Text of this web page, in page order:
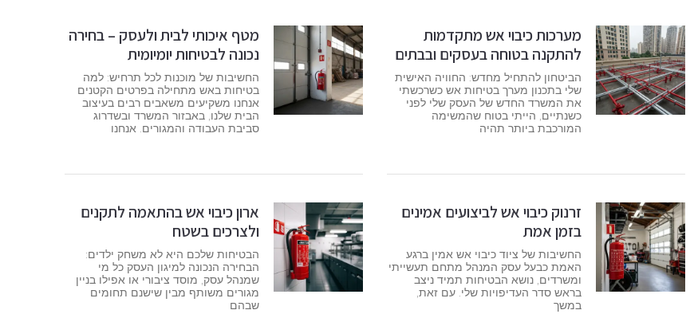
מערכות כיבוי אש מתקדמות
להתקנה בטוחה בעסקים ובבתים
הביטחון להתחיל מחדש: החוויה האישית
שלי בתכנון מערך בטיחות אש כשרכשתי
את המשרד החדש של העסק שלי לפני
כשנתיים, הייתי בטוח שהמשימה
המורכבת ביותר תהיה
מטף איכותי לבית ולעסק – בחירה
נכונה לבטיחות יומיומית
החשיבות של מוכנות לכל תרחיש: למה
בטיחות באש מתחילה בפרטים הקטנים
אנחנו משקיעים משאבים רבים בעיצוב
הבית שלנו, באבזור המשרד ובשדרוג
סביבת העבודה והמגורים. אנחנו
זרנוק כיבוי אש לביצועים אמינים
בזמן אמת
החשיבות של ציוד כיבוי אש אמין ברגע
האמת כבעל עסק המנהל מתחם תעשייתי
ומשרדים, נושא הבטיחות תמיד ניצב
בראש סדר העדיפויות שלי. עם זאת,
במשך
ארון כיבוי אש בהתאמה לתקנים
ולצרכים בשטח
הבטיחות שלכם היא לא משחק ילדים:
הבחירה הנכונה למיגון העסק כל מי
שמנהל עסק, מוסד ציבורי או אפילו בניין
מגורים משותף מבין שישנם תחומים
שבהם